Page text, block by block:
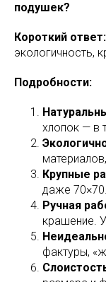
подушек?
Короткий ответ:
экологичность,
Подробности:
хлопок — в
Крупные
даже 70×70.
Ручная
крашение.
фактуры,